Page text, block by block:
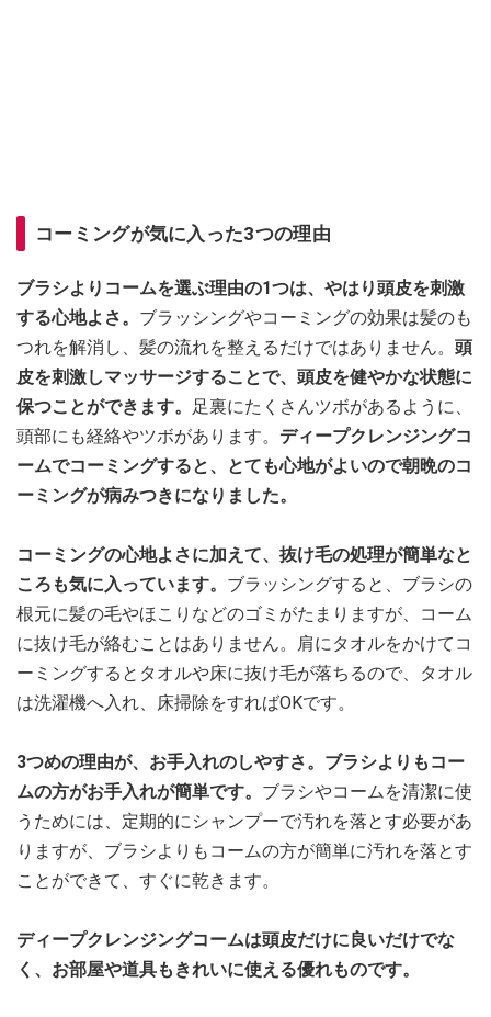
コーミングが気に入った3つの理由
ブラシよりコームを選ぶ理由の1つは、やはり頭皮を刺激
する心地よさ。 ブラッシングやコーミングの効果は髪のも
つれを解消し、髪の流れを整えるだけではありません。 頭
皮を刺激しマッサージすることで、頭皮を健やかな状態に
保つことができます。 足裏にたくさんツボがあるように、
頭部にも経絡やツボがあります。 ディープクレンジングコ
ームでコーミングすると、とても心地がよいので朝晩のコ
ーミングが病みつきになりました。
コーミングの心地よさに加えて、抜け毛の処理が簡単なと
ころも気に入っています。 ブラッシングすると、ブラシの
根元に髪の毛やほこりなどのゴミがたまりますが、コーム
に抜け毛が絡むことはありません。肩にタオルをかけてコ
ーミングするとタオルや床に抜け毛が落ちるので、タオル
は洗濯機へ入れ、床掃除をすればOKです。
3つめの理由が、お手入れのしやすさ。ブラシよりもコー
ムの方がお手入れが簡単です。 ブラシやコームを清潔に使
うためには、定期的にシャンプーで汚れを落とす必要があ
りますが、ブラシよりもコームの方が簡単に汚れを落とす
ことができて、すぐに乾きます。
ディープクレンジングコームは頭皮だけに良いだけでな
く、お部屋や道具もきれいに使える優れものです。